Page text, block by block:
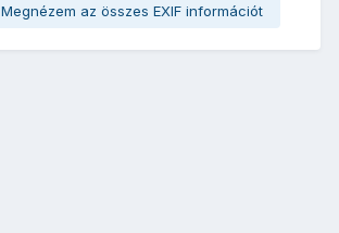
Megnézem az összes EXIF információt